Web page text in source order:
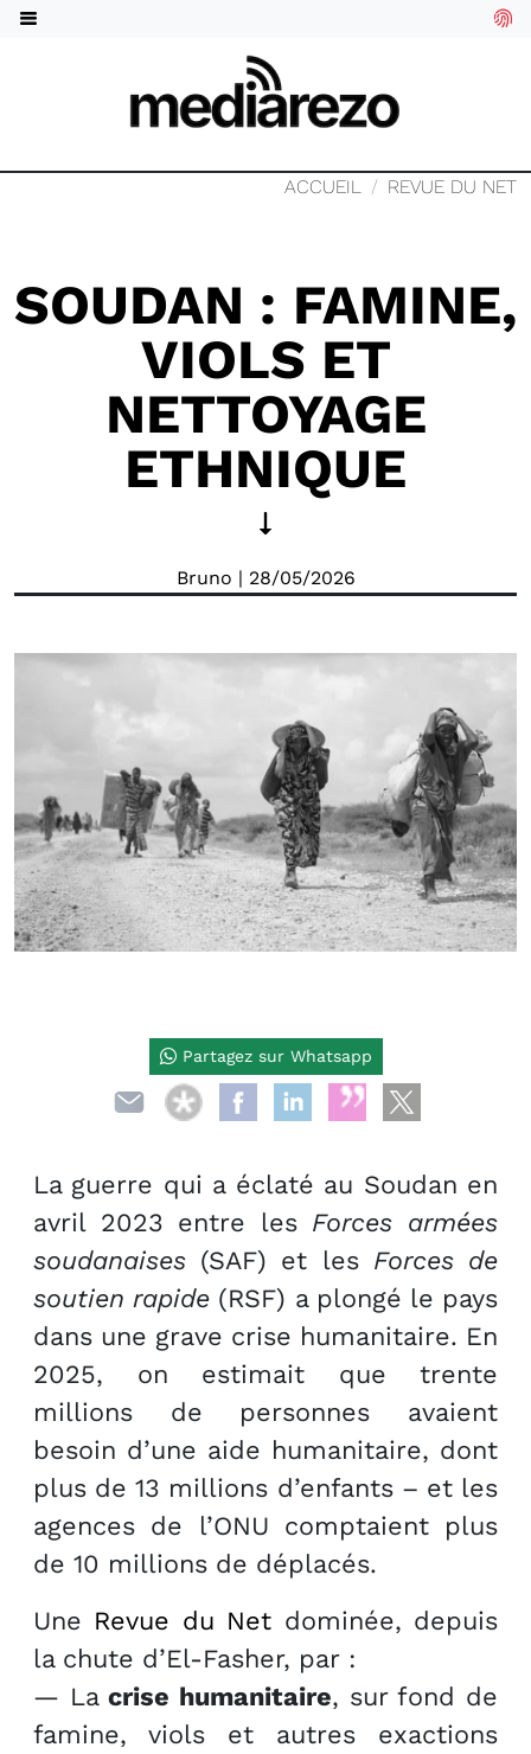
ACCUEIL REVUE DU NET
SOUDAN : FAMINE,
VIOLS ET
NETTOYAGE
ETHNIQUE
Bruno | 28/05/2026
La guerre qui a éclaté au Soudan en
avril 2023 entre les Forces armées
soudanaises (SAF) et les Forces de
soutien rapide (RSF) a plongé le pays
dans une grave crise humanitaire. En
2025, on estimait que trente
millions de personnes avaient
besoin d’une aide humanitaire, dont
plus de 13 millions d’enfants – et les
agences de l’ONU comptaient plus
de 10 millions de déplacés.
Une Revue du Net dominée, depuis
la chute d’El-Fasher, par :
— Lacrise humanitaire, sur fond de
famine, viols et autres exactions
Partagez sur Whatsapp